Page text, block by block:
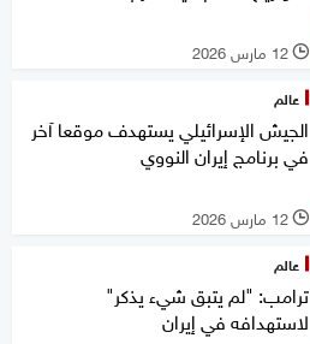
l 12 مارس 2026
عالم
الجيش الإسرائيلي يستهدف موقعا آخر
في برنامج إيران النووي
l 12 مارس 2026
عالم
ترامب: "لم يتبق شيء يذكر"
لاستهدافه في إيران